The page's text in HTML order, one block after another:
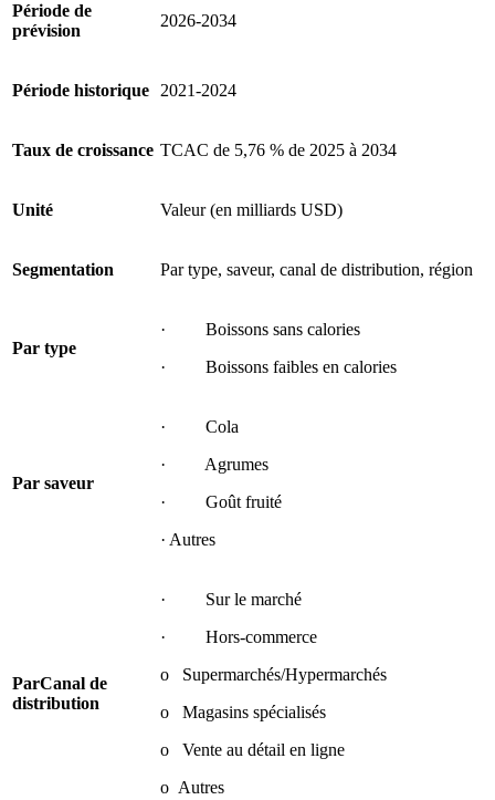
Période de
prévision
2026-2034
Période historique 2021-2024
Taux de croissance TCAC de 5,76 % de 2025 à 2034
Unité Valeur (en milliards USD)
Segmentation Par type, saveur, canal de distribution, région
Par type
· Boissons sans calories
· Boissons faibles en calories
Par saveur
· Cola
· Agrumes
· Goût fruité
· Autres
ParCanal de
distribution
· Sur le marché
· Hors-commerce
o Supermarchés/Hypermarchés
o Magasins spécialisés
o Vente au détail en ligne
o Autres